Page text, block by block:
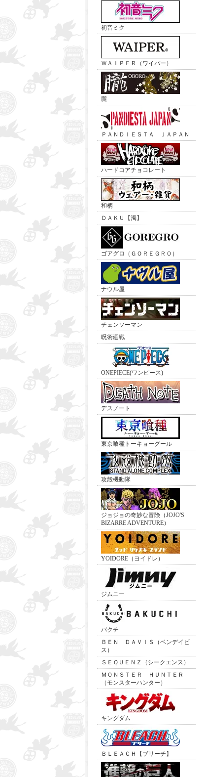
初音ミク
ＷＡＩＰＥＲ（ワイパー）
朧
ＰＡＮＤＩＥＳＴＡ ＪＡＰＡＮ
ハードコアチョコレート
和柄
ＤＡＫＵ【濁】
ゴアグロ（ＧＯＲＥＧＲＯ）
ナウル屋
チェンソーマン
呪術廻戦
ONEPIECE(ワンピース)
デスノート
東京喰種トーキョーグール
攻殻機動隊
ジョジョの奇妙な冒険（JOJO'S
BIZARRE ADVENTURE）
YOIDORE（ヨイドレ）
ジムニー
バクチ
ＢＥＮ ＤＡＶＩＳ（ベンデイビ
ス）
ＳＥＱＵＥＮＺ（シークエンス）
ＭＯＮＳＴＥＲ ＨＵＮＴＥＲ
（モンスターハンター）
キングダム
ＢＬＥＡＣＨ【ブリーチ】